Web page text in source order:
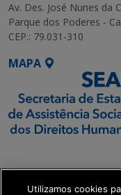
Av. Des. José Nunes da
Parque dos Poderes -
CEP.: 79.031-310
MAPA
Executiva de
Transformação
Utilizamos cookies